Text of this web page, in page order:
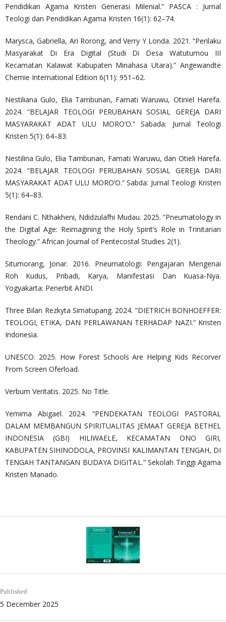
Pendidikan Agama Kristen Generasi Milenial.” PASCA : Jurnal
Teologi dan Pendidikan Agama Kristen 16(1): 62–74.
Marysca, Gabriella, Ari Rorong, and Verry Y Londa. 2021. “Perilaku
Masyarakat Di Era Digital (Studi Di Desa Watutumou III
Kecamatan Kalawat Kabupaten Minahasa Utara).” Angewandte
Chemie International Edition 6(11): 951–62.
Nestiliana Gulo, Elia Tambunan, Famati Waruwu, Otiniel Harefa.
2024. “BELAJAR TEOLOGI PERUBAHAN SOSIAL GEREJA DARI
MASYARAKAT ADAT ULU MORO’O.” Sabada: Jurnal Teologi
Kristen 5(1): 64–83.
Nestilina Gulo, Elia Tambunan, Famati Waruwu, dan Otieli Harefa.
2024. “BELAJAR TEOLOGI PERUBAHAN SOSIAL GEREJA DARI
MASYARAKAT ADAT ULU MORO’O.” Sabda: Jurnal Teologi Kristen
5(1): 64–83.
Rendani C. Nthakheni, Ndidzulafhi Mudau. 2025. “Pneumatology in
the Digital Age: Reimagining the Holy Spirit’s Role in Trinitarian
Theology.” African Journal of Pentecostal Studies 2(1).
Situmorang, Jonar. 2016. Pneumatologi: Pengajaran Mengenai
Roh Kudus, Pribadi, Karya, Manifestasi Dan Kuasa-Nya.
Yogyakarta: Penerbit ANDI.
Three Bilan Rezkyta Simatupang. 2024. “DIETRICH BONHOEFFER:
TEOLOGI, ETIKA, DAN PERLAWANAN TERHADAP NAZI.” Kristen
Indonesia.
UNESCO. 2025. How Forest Schools Are Helping Kids Recorver
From Screen Oferload.
Verbum Veritatis. 2025. No Title.
Yemima Abigael. 2024. “PENDEKATAN TEOLOGI PASTORAL
DALAM MEMBANGUN SPIRITUALITAS JEMAAT GEREJA BETHEL
INDONESIA (GBI) HILIWAELE, KECAMATAN ONO GIRI,
KABUPATEN SIHINODOLA, PROVINSI KALIMANTAN TENGAH, DI
TENGAH TANTANGAN BUDAYA DIGITAL.” Sekolah Tinggi Agama
Kristen Manado.
Published
5 December 2025